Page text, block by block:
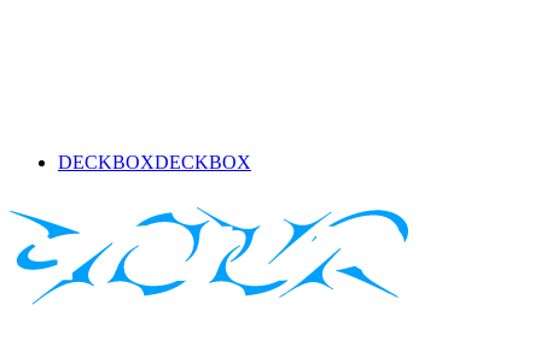
DECKBOXDECKBOX